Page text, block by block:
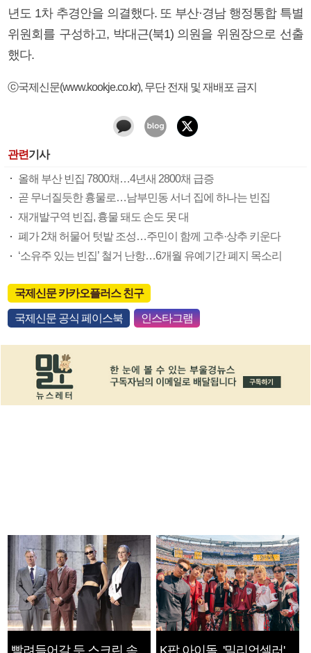
년도 1차 추경안을 의결했다. 또 부산·경남 행정통합 특별
위원회를 구성하고, 박대근(북1) 의원을 위원장으로 선출
했다.
ⓒ국제신문(www.kookje.co.kr), 무단 전재 및 재배포 금지
관련기사
올해 부산 빈집 7800채…4년새 2800채 급증
곧 무너질듯한 흉물로…남부민동 서너 집에 하나는 빈집
재개발구역 빈집, 흉물 돼도 손도 못 대
폐가 2채 허물어 텃밭 조성…주민이 함께 고추·상추 키운다
‘소유주 있는 빈집’ 철거 난항…6개월 유예기간 폐지 목소리
국제신문 카카오플러스 친구
국제신문 공식 페이스북 인스타그램